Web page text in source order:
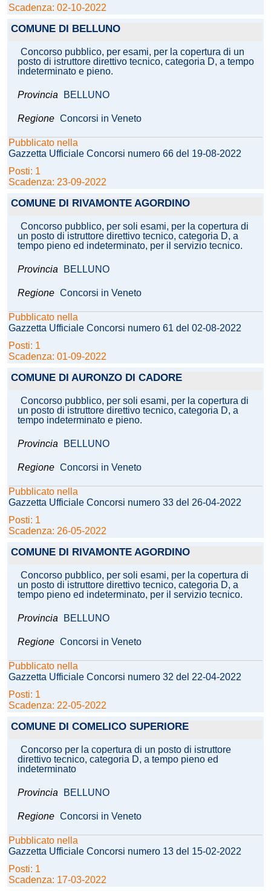
Scadenza: 02-10-2022
COMUNE DI BELLUNO
Concorso pubblico, per esami, per la copertura di un
posto di istruttore direttivo tecnico, categoria D, a tempo
indeterminato e pieno.
Provincia BELLUNO
Regione Concorsi in Veneto
Pubblicato nella
Gazzetta Ufficiale Concorsi numero 66 del 19-08-2022
Posti: 1
Scadenza: 23-09-2022
COMUNE DI RIVAMONTE AGORDINO
Concorso pubblico, per soli esami, per la copertura di
un posto di istruttore direttivo tecnico, categoria D, a
tempo pieno ed indeterminato, per il servizio tecnico.
Provincia BELLUNO
Regione Concorsi in Veneto
Pubblicato nella
Gazzetta Ufficiale Concorsi numero 61 del 02-08-2022
Posti: 1
Scadenza: 01-09-2022
COMUNE DI AURONZO DI CADORE
Concorso pubblico, per soli esami, per la copertura di
un posto di istruttore direttivo tecnico, categoria D, a
tempo indeterminato e pieno.
Provincia BELLUNO
Regione Concorsi in Veneto
Pubblicato nella
Gazzetta Ufficiale Concorsi numero 33 del 26-04-2022
Posti: 1
Scadenza: 26-05-2022
COMUNE DI RIVAMONTE AGORDINO
Concorso pubblico, per soli esami, per la copertura di
un posto di istruttore direttivo tecnico, categoria D, a
tempo pieno ed indeterminato, per il servizio tecnico.
Provincia BELLUNO
Regione Concorsi in Veneto
Pubblicato nella
Gazzetta Ufficiale Concorsi numero 32 del 22-04-2022
Posti: 1
Scadenza: 22-05-2022
COMUNE DI COMELICO SUPERIORE
Concorso per la copertura di un posto di istruttore
direttivo tecnico, categoria D, a tempo pieno ed
indeterminato
Provincia BELLUNO
Regione Concorsi in Veneto
Pubblicato nella
Gazzetta Ufficiale Concorsi numero 13 del 15-02-2022
Posti: 1
Scadenza: 17-03-2022